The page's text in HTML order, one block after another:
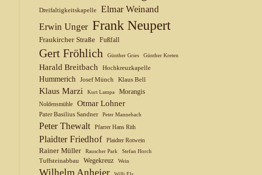
Dreifaltigkeitskapelle Elmar Weinand
Erwin Unger Frank Neupert
Fraukircher Straße Fußfall
Gert Fröhlich Günther Gries Günther Kreten
Harald Breitbach Hochkreuzkapelle
Hummerich Josef Münch Klaus Bell
Klaus Marzi Kurt Lampa Morangis
Noldensmühle Otmar Lohner
Pater Basilius Sandner Peter Mannebach
Peter Thewalt Pfarrer Hans Rith
Plaidter Friedhof Plaidter Rotwein
Rainer Müller Rauscher Park Stefan Horch
Tuffsteinabbau Wegekreuz Wein
Wilhelm Anheier